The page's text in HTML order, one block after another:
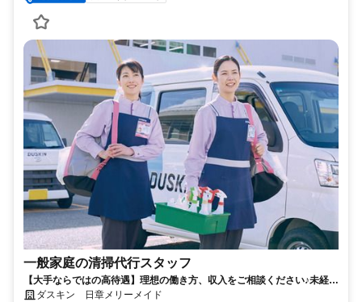
一般家庭の清掃代行スタッフ
【大手ならではの高待遇】理想の働き方、収入をご相談ください♪未経験
歓迎！
ダスキン 日章メリーメイド